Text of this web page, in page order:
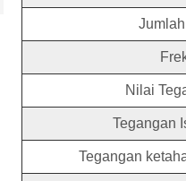
Nilai
Tegangan
Tegangan